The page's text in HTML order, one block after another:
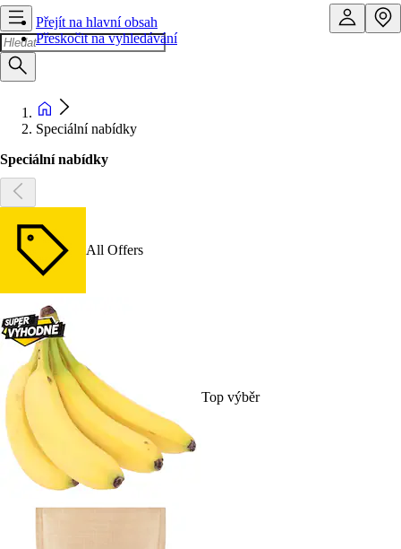
Přejít na hlavní obsah
Přeskočit na vyhledávání
Speciální nabídky
Speciální nabídky
All Offers
Top výběr